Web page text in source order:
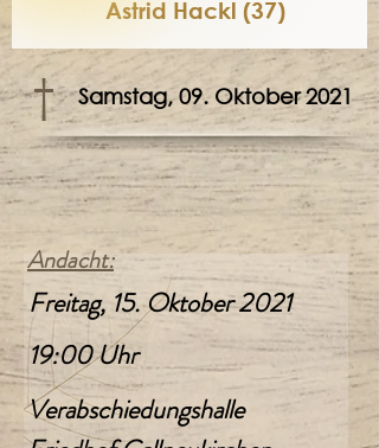
Astrid Hackl (37)
Samstag, 09. Oktober 2021
†
Andacht:
Freitag, 15. Oktober 2021
19:00 Uhr
Verabschiedungshalle